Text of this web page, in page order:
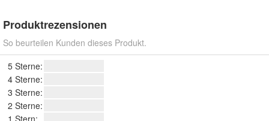
Produktrezensionen
So beurteilen Kunden dieses Produkt.
5 Sterne:
4 Sterne:
3 Sterne:
2 Sterne:
1 Stern: